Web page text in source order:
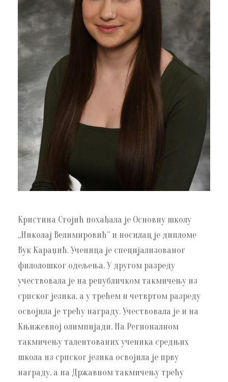
Кристина Стојић похађала је Основну школу
„Николај Велимировић“ и носилац је дипломе
Вук Караџић. Ученица је специјализованог
филолошког одељења. У другом разреду
учествовала је на републичком такмичењу из
српског језика, а у трећем и четвртом разреду
освојила је трећу награду. Учествовала је и на
Књижевној олимпијади. На Регионалном
такмичењу талентованих ученика средњих
школа из српског језика освојила је прву
награду, а на Државном такмичењу трећу